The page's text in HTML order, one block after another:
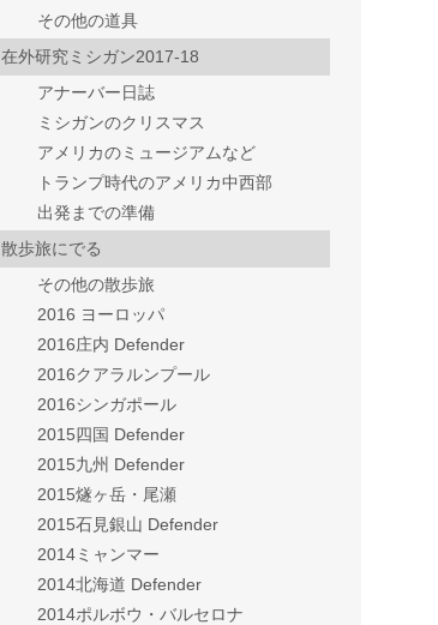
その他の道具
在外研究ミシガン2017-18
アナーバー日誌
ミシガンのクリスマス
アメリカのミュージアムなど
トランプ時代のアメリカ中西部
出発までの準備
散歩旅にでる
その他の散歩旅
2016 ヨーロッパ
2016庄内 Defender
2016クアラルンプール
2016シンガポール
2015四国 Defender
2015九州 Defender
2015燧ヶ岳・尾瀬
2015石見銀山 Defender
2014ミャンマー
2014北海道 Defender
2014ポルボウ・バルセロナ